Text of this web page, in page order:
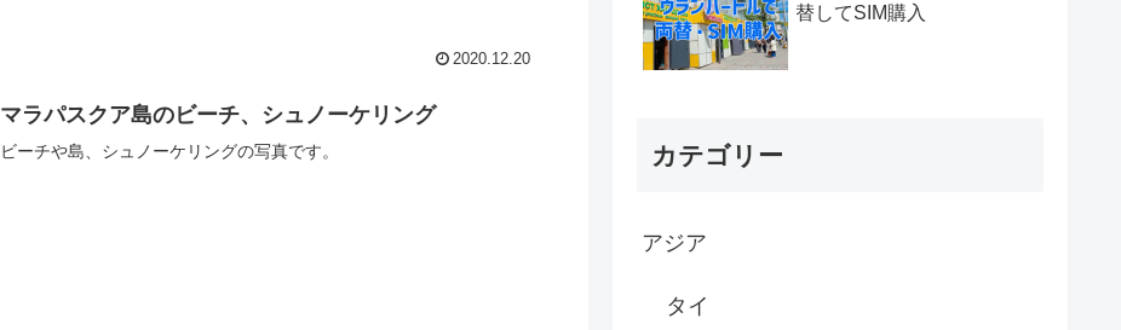
2020.12.20
マラパスクア島のビーチ、シュノーケリング
ビーチや島、シュノーケリングの写真です。
替してSIM購入
カテゴリー
アジア
タイ